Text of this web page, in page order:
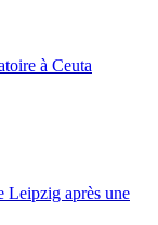
à Ceuta
Leipzig après une